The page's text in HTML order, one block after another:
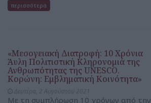
περισσότερα
«Μεσογειακή Διατροφή: 10 Χρόνια
Άυλη Πολιτιστική Κληρονομιά της
Ανθρωπότητας της UNESCO.
Κορώνη: Εμβληματική Κοινότητα»
Με τη συμπλήρωση 10 χρόνων από την